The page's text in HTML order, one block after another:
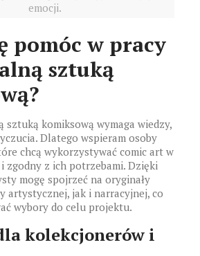
emocji.
pomóc w pracy
sztuką
sztuką komiksową wymaga wiedzy,
Dlatego wspieram osoby
chcą wykorzystywać comic art w
zgodny z ich potrzebami. Dzięki
mogę spojrzeć na oryginały
artystycznej, jak i narracyjnej, co
wybory do celu projektu.
kolekcjonerów i